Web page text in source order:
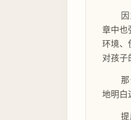
章中也
环境、
对孩子
地明白